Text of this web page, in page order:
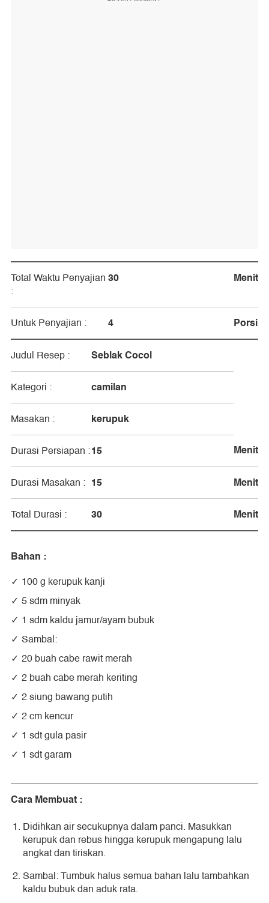
Total Waktu Penyajian
:
30 Menit
Untuk Penyajian : 4 Porsi
Judul Resep : Seblak Cocol
Kategori : camilan
Masakan : kerupuk
Durasi Persiapan :15 Menit
Durasi Masakan : 15 Menit
Total Durasi : 30 Menit
Bahan :
100 g kerupuk kanji
5 sdm minyak
1 sdm kaldu jamur/ayam bubuk
Sambal:
20 buah cabe rawit merah
2 buah cabe merah keriting
2 siung bawang putih
2 cm kencur
1 sdt gula pasir
1 sdt garam
Cara Membuat :
Didihkan air secukupnya dalam panci. Masukkan
kerupuk dan rebus hingga kerupuk mengapung lalu
angkat dan tiriskan.
Sambal: Tumbuk halus semua bahan lalu tambahkan
kaldu bubuk dan aduk rata.